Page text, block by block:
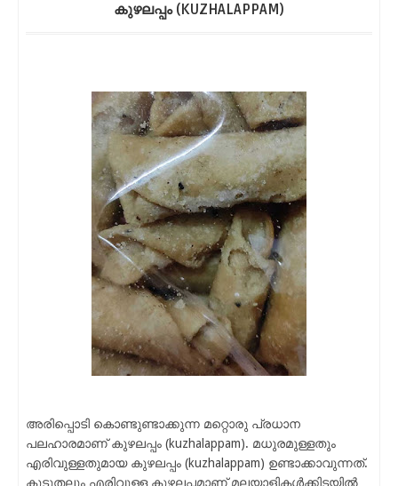
കുഴലപ്പം (KUZHALAPPAM)
അരിപ്പൊടി കൊണ്ടുണ്ടാക്കുന്ന മറ്റൊരു പ്രധാന
പലഹാരമാണ് കുഴലപ്പം (kuzhalappam). മധുരമുള്ളതും
എരിവുള്ളതുമായ കുഴലപ്പം (kuzhalappam) ഉണ്ടാക്കാവുന്നത്.
കൂടുതലും എരിവുള്ള കുഴലപ്പമാണ് മലയാളികൾക്കിടയിൽ